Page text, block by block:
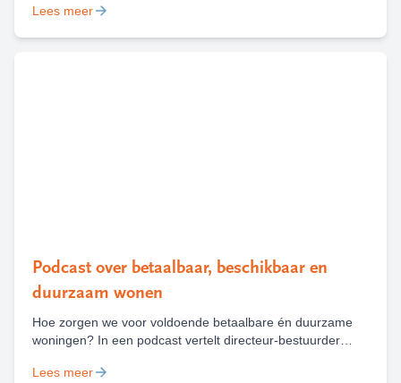
gevonden en weggehaald. Het is belangrijk om een nest
Lees meer
Podcast over betaalbaar, beschikbaar en
duurzaam wonen
Hoe zorgen we voor voldoende betaalbare én duurzame
woningen? In een podcast vertelt directeur-bestuurder
die daarbij komen kijken, met houtbouw als belangrijk
Lees meer